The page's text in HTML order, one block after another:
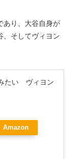
あり、大谷自身が
、そしてヴィヨン
たい ヴィヨン
Amazon